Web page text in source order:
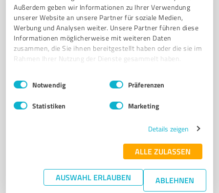
Außerdem geben wir Informationen zu Ihrer Verwendung
unserer Website an unsere Partner für soziale Medien,
Werbung und Analysen weiter. Unsere Partner führen diese
Informationen möglicherweise mit weiteren Daten
zusammen, die Sie ihnen bereitgestellt haben oder die sie im
Rahmen Ihrer Nutzung der Dienste gesammelt haben.
Impressum Datenschutzbestimmungen
Einwilligungsauswahl
Notwendig Präferenzen
Statistiken Marketing
Details zeigen
ALLE ZULASSEN
AUSWAHL ERLAUBEN ABLEHNEN
Entdecken, Genießen
TOURISTENINFORMATION ALLGÄU FREIZEITAKTIVITÄTEN WANDERN
RADFAHREN WELLNESS KULTUR GASTRONOMIE NATUR
VERANSTALTUNGEN INSIDER-TIPPS REGIONALE SPEZIALITÄTEN
info@allgaeu.de www.allgaeu.de/
Reisen & Tourismus
Nordlandtouristik Kempten (Allgäu)